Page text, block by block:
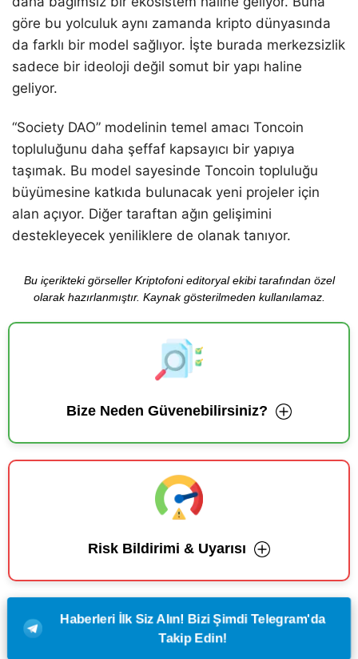
göre bu yolculuk aynı zamanda kripto dünyasında
da farklı bir model sağlıyor. İşte burada merkezsizlik
sadece bir ideoloji değil somut bir yapı haline
geliyor.
“Society DAO” modelinin temel amacı Toncoin
topluluğunu daha şeffaf kapsayıcı bir yapıya
taşımak. Bu model sayesinde Toncoin topluluğu
büyümesine katkıda bulunacak yeni projeler için
alan açıyor. Diğer taraftan ağın gelişimini
destekleyecek yeniliklere de olanak tanıyor.
Bu içerikteki görseller Kriptofoni editoryal ekibi tarafından özel
olarak hazırlanmıştır. Kaynak gösterilmeden kullanılamaz.
Bize Neden Güvenebilirsiniz?
Risk Bildirimi & Uyarısı
Haberleri İlk Siz Alın! Bizi Şimdi Telegram'da
Takip Edin!